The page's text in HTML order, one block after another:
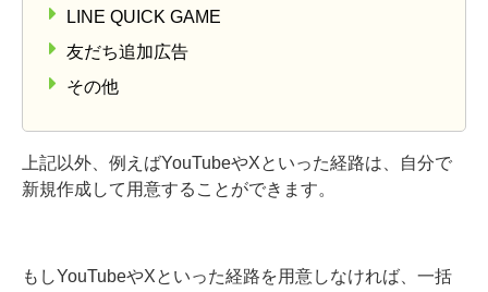
LINE QUICK GAME
友だち追加広告
その他
上記以外、例えばYouTubeやXといった経路は、自分で
新規作成して用意することができます。
もしYouTubeやXといった経路を用意しなければ、一括